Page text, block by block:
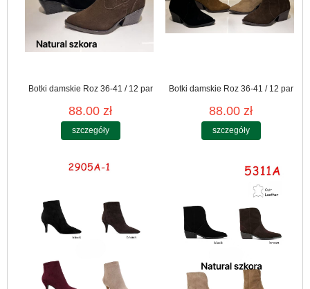
Botki damskie Roz 36-41 / 12 par
88.00 zł
szczegóły
Botki damskie Roz 36-41 / 12 par
88.00 zł
szczegóły